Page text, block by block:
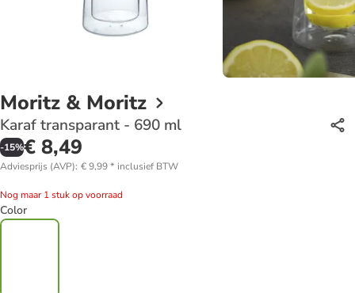
Moritz & Moritz
Karaf transparant - 690 ml
-15%€ 8,49
Adviesprijs (AVP): € 9,99* inclusief BTW
Nog maar 1 stuk op voorraad
Color